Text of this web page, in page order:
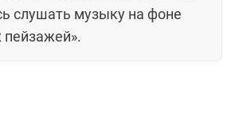
слушать музыку на фоне